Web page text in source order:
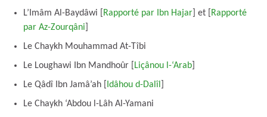
L’Imâm Al-Baydâwi [
Rapporté par Ibn Hajar ] et [
Rapporté
par Az-Zourqâni
Le Chaykh Mouhammad At-Tîbi
Le Loughawi Ibn Mandhoûr [
Liçânou l-‘Arab
Le Qâdî Ibn Jamâ’ah [
Idâhou d-Dalîl
Le Chaykh ‘Abdou l-Lâh Al-Yamani